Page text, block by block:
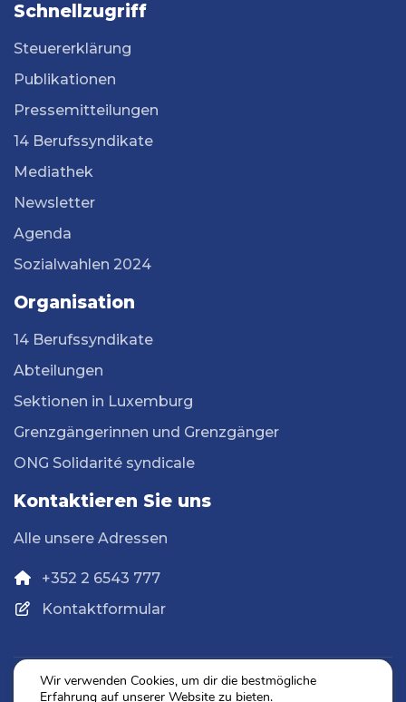
Schnellzugriff
Steuererklärung
Publikationen
Pressemitteilungen
14 Berufssyndikate
Mediathek
Newsletter
Agenda
Sozialwahlen 2024
Organisation
14 Berufssyndikate
Abteilungen
Sektionen in Luxemburg
Grenzgängerinnen und Grenzgänger
ONG Solidarité syndicale
Kontaktieren Sie uns
Alle unsere Adressen
+352 2 6543 777
Kontaktformular
Wir verwenden Cookies, um dir die bestmögliche
Erfahrung auf unserer Website zu bieten.